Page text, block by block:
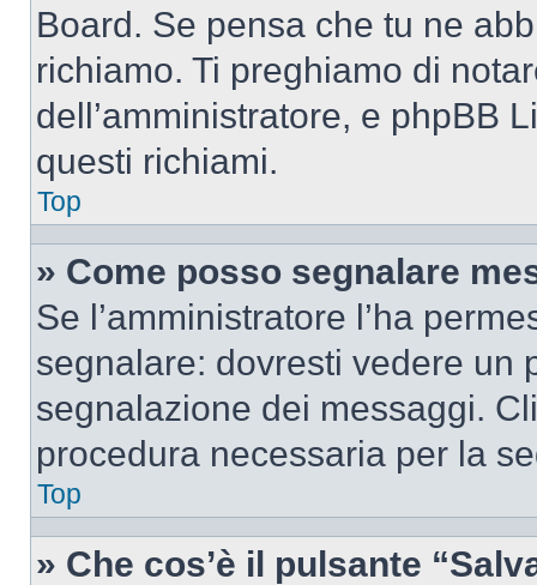
Board. Se pensa che tu ne
richiamo. Ti preghiamo di
dell’amministratore, e phpBB
questi richiami.
Top
» Come posso segnalare
Se l’amministratore l’ha
segnalare: dovresti vedere un
segnalazione dei messaggi.
procedura necessaria per la
Top
» Che cos’è il pulsante